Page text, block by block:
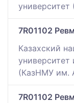
7R01102
Казахский
(КазНМУ им.
7R01102